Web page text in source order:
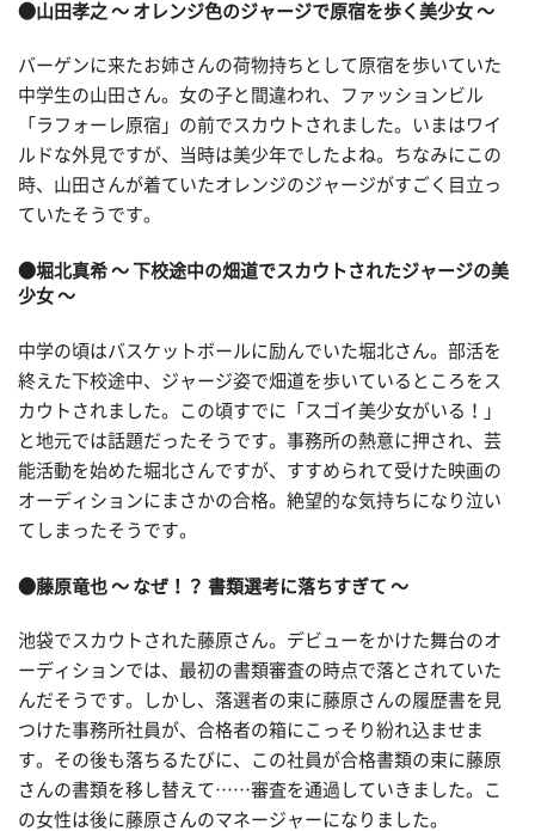
●山田孝之 ～ オレンジ色のジャージで原宿を歩く美少女 ～
バーゲンに来たお姉さんの荷物持ちとして原宿を歩いていた
中学生の山田さん。女の子と間違われ、ファッションビル
「ラフォーレ原宿」の前でスカウトされました。いまはワイ
ルドな外見ですが、当時は美少年でしたよね。ちなみにこの
時、山田さんが着ていたオレンジのジャージがすごく目立っ
ていたそうです。
●堀北真希 ～ 下校途中の畑道でスカウトされたジャージの美
少女 ～
中学の頃はバスケットボールに励んでいた堀北さん。部活を
終えた下校途中、ジャージ姿で畑道を歩いているところをス
カウトされました。この頃すでに「スゴイ美少女がいる！」
と地元では話題だったそうです。事務所の熱意に押され、芸
能活動を始めた堀北さんですが、すすめられて受けた映画の
オーディションにまさかの合格。絶望的な気持ちになり泣い
てしまったそうです。
●藤原竜也 ～ なぜ！？ 書類選考に落ちすぎて ～
池袋でスカウトされた藤原さん。デビューをかけた舞台のオ
ーディションでは、最初の書類審査の時点で落とされていた
んだそうです。しかし、落選者の束に藤原さんの履歴書を見
つけた事務所社員が、合格者の箱にこっそり紛れ込ませま
す。その後も落ちるたびに、この社員が合格書類の束に藤原
さんの書類を移し替えて……審査を通過していきました。こ
の女性は後に藤原さんのマネージャーになりました。